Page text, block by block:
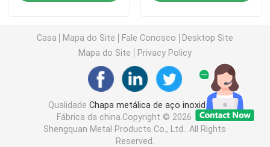
Rod Bar de aço inoxidável
Folha 304 de aço inoxidável
Tubo de aço inoxidável 316
Casa Mapa do Site Fale Conosco
Desktop Site
Mapa do Site
Privacy Policy
QualidadeChapa metálica de aço inoxidável
Fábrica da china.Copyright © 2026 Wuxi
Shengquan Metal Products Co., Ltd.. All Rights
Reserved.